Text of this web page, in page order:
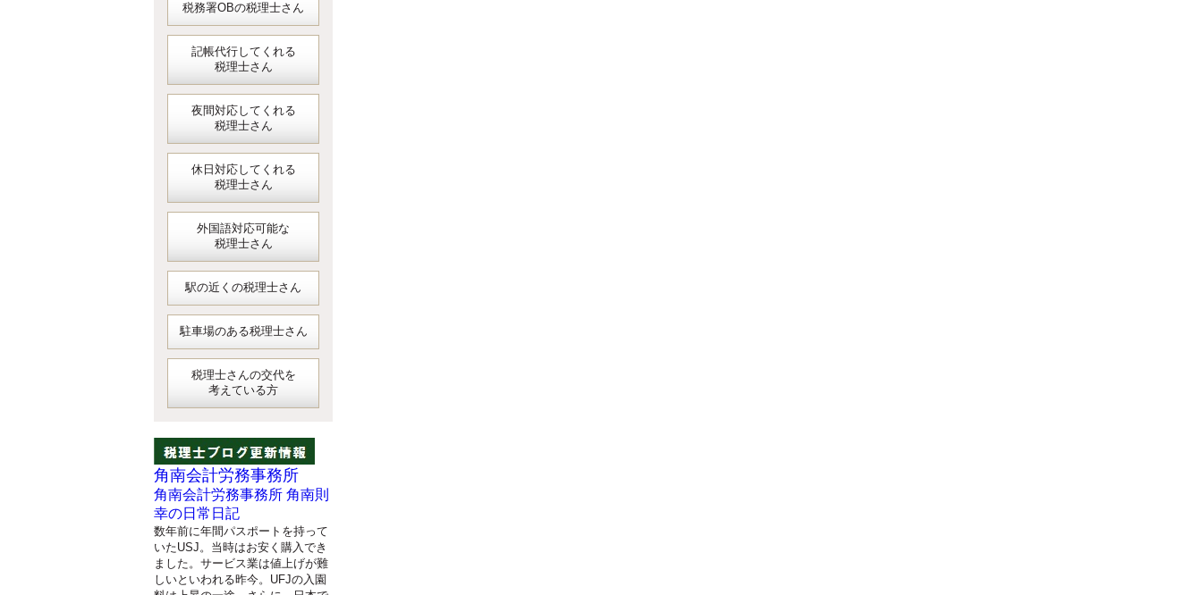
税務署OBの税理士さん
記帳代行してくれる
税理士さん
夜間対応してくれる
税理士さん
休日対応してくれる
税理士さん
外国語対応可能な
税理士さん
駅の近くの税理士さん
駐車場のある税理士さん
税理士さんの交代を
考えている方
角南会計労務事務所
角南会計労務事務所 角南則
幸の日常日記
数年前に年間パスポートを持って
いたUSJ。当時はお安く購入でき
ました。サービス業は値上げが難
しいといわれる昨今。UFJの入園